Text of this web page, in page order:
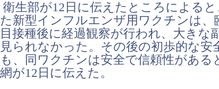
衛生部が12日に伝えたところによる
た新型インフルエンザ用ワクチンは、
目接種後に経過観察が行われ、大きな
見られなかった。その後の初歩的な安
も、同ワクチンは安全で信頼性がある
網が12日に伝えた。